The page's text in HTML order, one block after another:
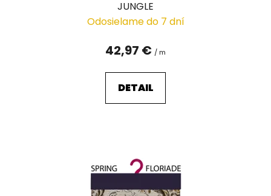
JUNGLE
Odosielame do 7 dní
42,97 € / m
DETAIL